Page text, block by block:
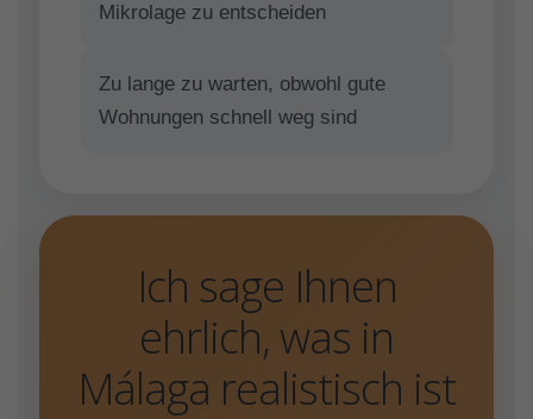
Mikrolage zu entscheiden
Zu lange zu warten, obwohl gute
Wohnungen schnell weg sind
Ich sage Ihnen
ehrlich, was in
Málaga realistisch ist